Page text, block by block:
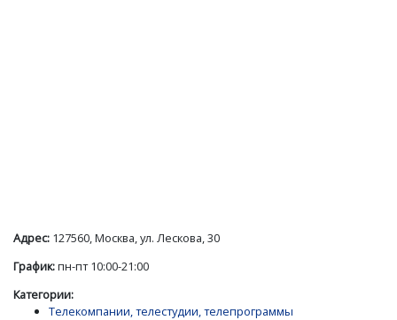
Адрес: 127560, Москва, ул. Лескова, 30
График:пн-пт 10:00-21:00
Категории:
Телекомпании, телестудии, телепрограммы